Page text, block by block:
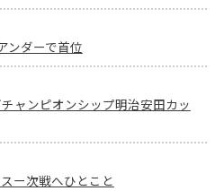
ダーで首位
ャンピオンシップ明治安田カッ
ー次戦へひとこと